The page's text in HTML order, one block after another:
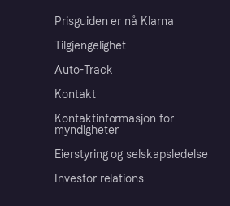
Prisguiden er nå Klarna
Tilgjengelighet
Auto-Track
Kontakt
Kontaktinformasjon for
myndigheter
Eierstyring og selskapsledelse
Investor relations